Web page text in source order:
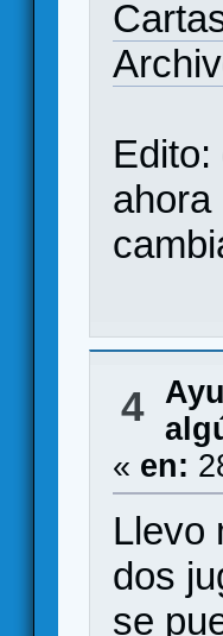
ahora
4
« en:
Llevo
dos
se